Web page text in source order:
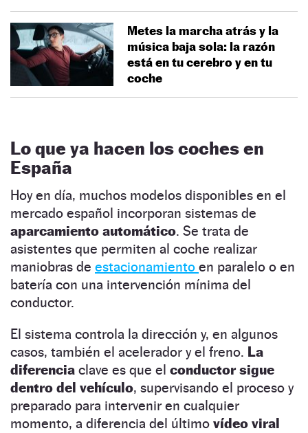
Metes la marcha atrás y la
música baja sola: la razón
está en tu cerebro y en tu
coche
Lo que ya hacen los coches en
España
Hoy en día, muchos modelos disponibles en el
mercado español incorporan sistemas de
aparcamiento automático. Se trata de
asistentes que permiten al coche realizar
maniobras de estacionamiento en paralelo o en
batería con una intervención mínima del
conductor.
El sistema controla la dirección y, en algunos
casos, también el acelerador y el freno. La
diferencia clave es que el conductor sigue
dentro del vehículo, supervisando el proceso y
preparado para intervenir en cualquier
momento, a diferencia del último vídeo viral